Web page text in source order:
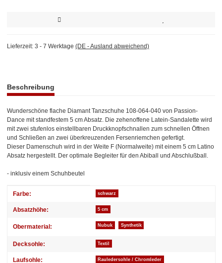
Lieferzeit: 3 - 7 Werktage (DE - Ausland abweichend)
Beschreibung
Wunderschöne flache Diamant Tanzschuhe 108-064-040 von Passion-
Dance mit standfestem 5 cm Absatz. Die zehenoffene Latein-Sandalette wird
mit zwei stufenlos einstellbaren Druckknopfschnallen zum schnellen Öffnen
und Schließen an zwei überkreuzenden Fersenriemchen gefertigt.
Dieser Damenschuh wird in der Weite F (Normalweite) mit einem 5 cm Latino
Absatz hergestellt. Der optimale Begleiter für den Abiball und Abschlußball.
- inklusiv einem Schuhbeutel
Produkteigenschaft
Wert
Farbe: schwarz
Absatzhöhe: 5 cm
Obermaterial: Nubuk Synthetik
Decksohle: Textil
Laufsohle: Rauledersohle / Chromleder